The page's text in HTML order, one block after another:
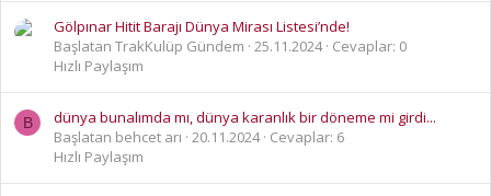
Gölpınar Hitit Barajı Dünya Mirası Listesi’nde!
Başlatan TrakKulüp Gündem 25.11.2024 Cevaplar: 0
Hızlı Paylaşım
B
dünya bunalımda mı, dünya karanlık bir döneme mi girdi...
Başlatan behcet arı
20.11.2024 Cevaplar: 6
Hızlı Paylaşım